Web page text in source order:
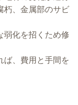
朽、金属部のサビ
弱化を招くため修
ば、費用と手間を